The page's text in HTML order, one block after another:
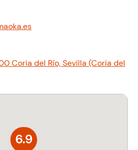
Coria del Río, Sevilla (Coria del
6.9